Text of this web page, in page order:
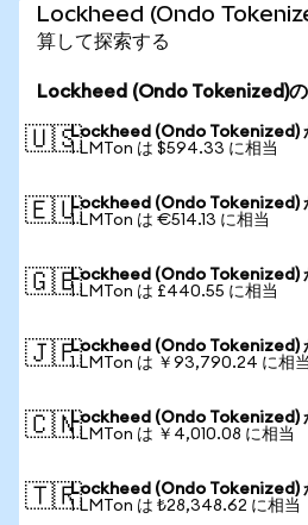
Lockheed (Ondo
算して探索する
Lockheed (Ondo Tokenized)
🇺🇸Lockheed (Ondo Tokenized)
1 LMTon は $594.33 に相当
🇪🇺Lockheed (Ondo Tokenized)
1 LMTon は €514.13 に相当
🇬🇧Lockheed (Ondo Tokenized)
1 LMTon は £440.55 に相当
🇯🇵Lockheed (Ondo Tokenized)
1 LMTon は ￥93,790.24 に相当
🇨🇳Lockheed (Ondo Tokenized)
1 LMTon は ￥4,010.08 に相当
🇹🇷Lockheed (Ondo Tokenized)
1 LMTon は ₺28,348.62 に相当